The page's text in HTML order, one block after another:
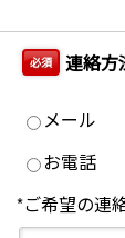
必須 連絡方
メール
お電話
*ご希望の連